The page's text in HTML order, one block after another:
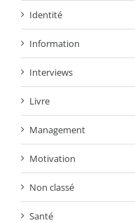
Identité
Information
Interviews
Livre
Management
Motivation
Non classé
Santé